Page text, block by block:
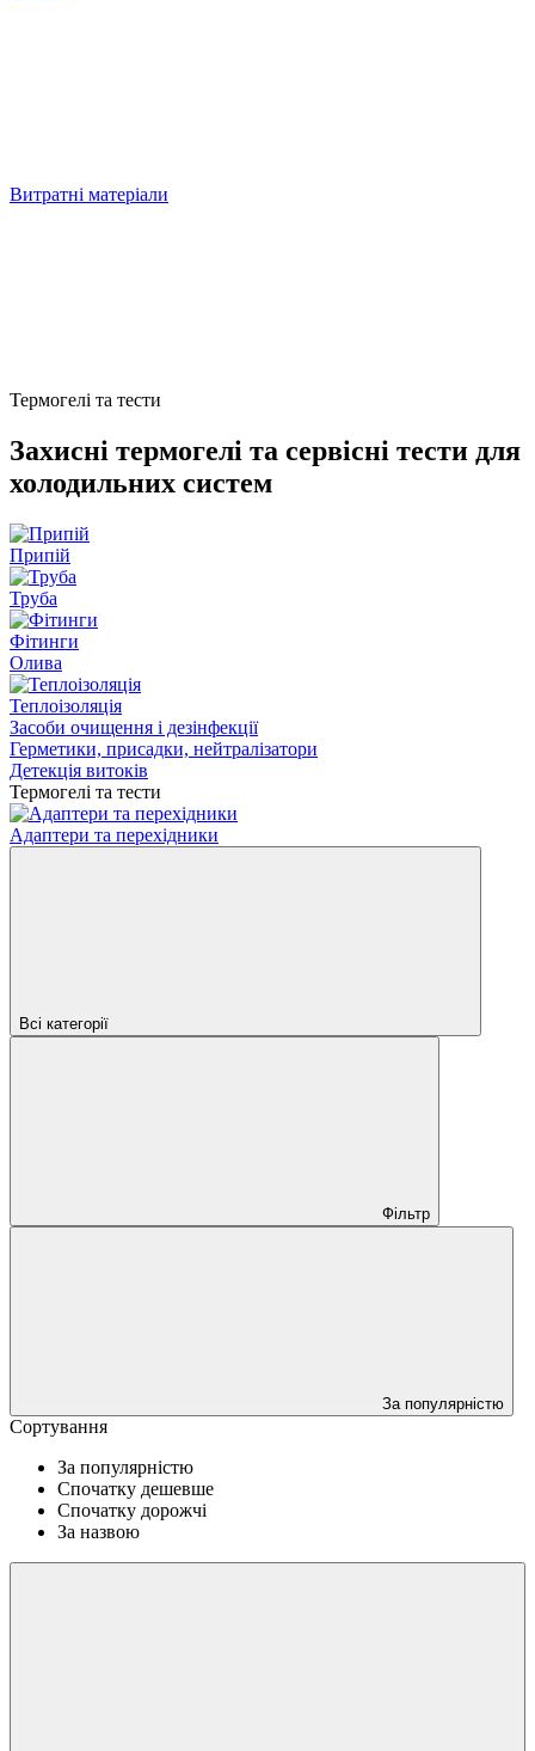
Витратні матеріали
Термогелі та тести
Захисні термогелі та сервісні тести для
холодильних систем
Припій
Труба
Фітинги
Олива
Теплоізоляція
Засоби очищення і дезінфекції
Герметики, присадки, нейтралізатори
Детекція витоків
Термогелі та тести
Адаптери та перехідники
Всі категорії
Фільтр
За популярністю
Сортування
За популярністю
Спочатку дешевше
Спочатку дорожчі
За назвою